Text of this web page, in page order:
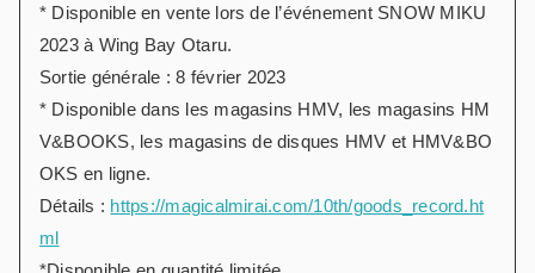
* Disponible en vente lors de l’événement SNOW MIKU
2023 à Wing Bay Otaru.
Sortie générale : 8 février 2023
* Disponible dans les magasins HMV, les magasins HM
V&BOOKS, les magasins de disques HMV et HMV&BO
OKS en ligne.
Détails : https://magicalmirai.com/10th/goods_record.ht
ml